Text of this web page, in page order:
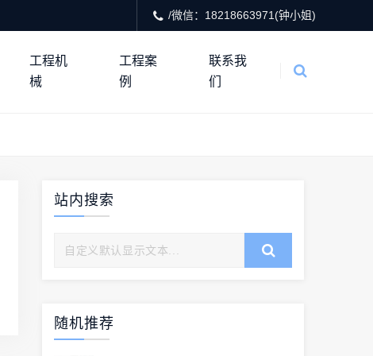
/微信：18218663971(钟小姐)
工程机
械
工程案
例
联系我
们
站内搜索
随机推荐